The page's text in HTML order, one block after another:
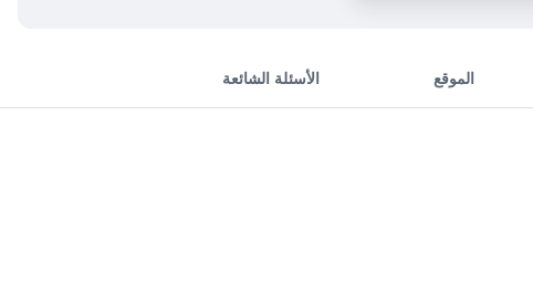
الموقع الأسئلة الشائعة